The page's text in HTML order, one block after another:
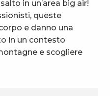
in un’area big air!
queste
e danno una
in un contesto
e scogliere